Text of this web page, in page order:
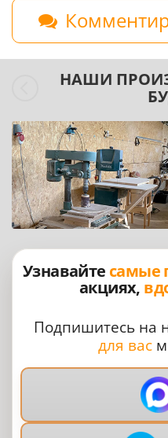
НАШИ
Узнавайте самые
акциях,
Подпишитесь на
для вас